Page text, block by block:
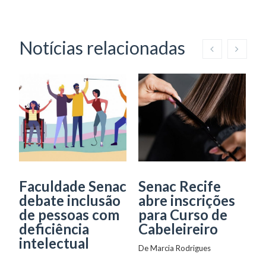
Notícias relacionadas
Faculdade Senac
debate inclusão
de pessoas com
deficiência
intelectual
Senac Recife
abre inscrições
para Curso de
Cabeleireiro
De Marcia Rodrigues